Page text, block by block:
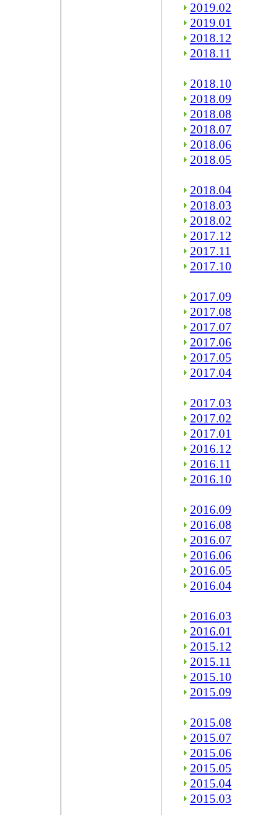
2019.02
2019.01
2018.12
2018.11
2018.10
2018.09
2018.08
2018.07
2018.06
2018.05
2018.04
2018.03
2018.02
2017.12
2017.11
2017.10
2017.09
2017.08
2017.07
2017.06
2017.05
2017.04
2017.03
2017.02
2017.01
2016.12
2016.11
2016.10
2016.09
2016.08
2016.07
2016.06
2016.05
2016.04
2016.03
2016.01
2015.12
2015.11
2015.10
2015.09
2015.08
2015.07
2015.06
2015.05
2015.04
2015.03